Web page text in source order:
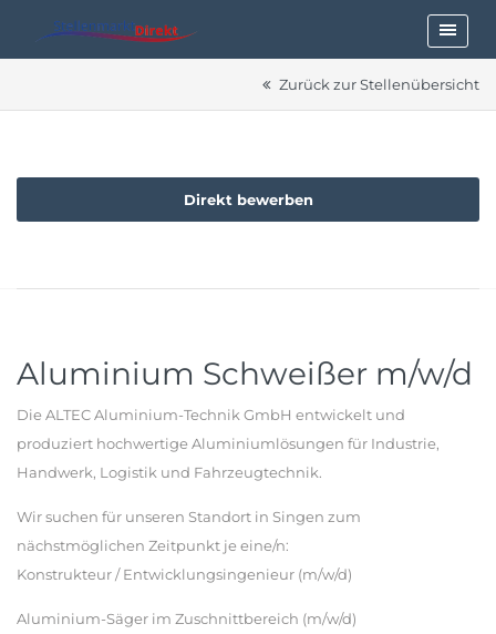
Zurück zur Stellenübersicht
Direkt bewerben
Aluminium Schweißer m/w/d
Die ALTEC Aluminium-Technik GmbH entwickelt und
produziert hochwertige Aluminiumlösungen für Industrie,
Handwerk, Logistik und Fahrzeugtechnik.
Wir suchen für unseren Standort in Singen zum
nächstmöglichen Zeitpunkt je eine/n:
Konstrukteur / Entwicklungsingenieur (m/w/d)
Aluminium-Säger im Zuschnittbereich (m/w/d)